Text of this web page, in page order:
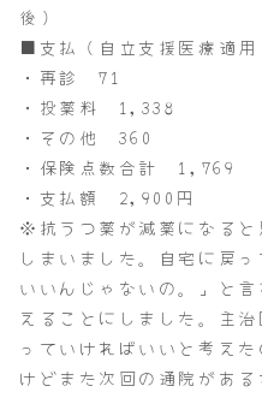
後）
■支払（自立支援医療適用
・再診 71
・投薬料 1,338
・その他 360
・保険点数合計 1,769
・支払額 2,900円
※抗うつ薬が減薬になると
しまいました。自宅に戻
いいんじゃないの。」と
えることにしました。主
っていければいいと考え
けどまた次回の通院がある